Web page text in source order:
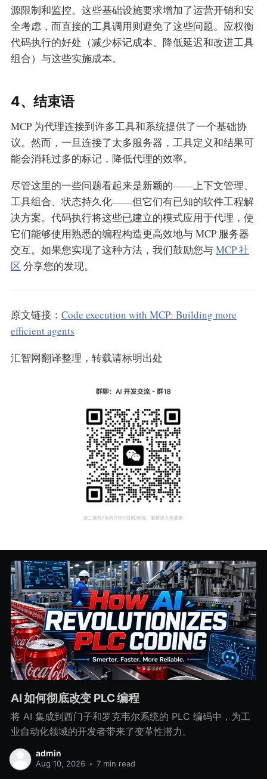
源限制和监控。这些基础设施要求增加了运营开销和安
全考虑，而直接的工具调用则避免了这些问题。应权衡
代码执行的好处（减少标记成本、降低延迟和改进工具
组合）与这些实施成本。
4、结束语
MCP 为代理连接到许多工具和系统提供了一个基础协
议。然而，一旦连接了太多服务器，工具定义和结果可
能会消耗过多的标记，降低代理的效率。
尽管这里的一些问题看起来是新颖的——上下文管理、
工具组合、状态持久化——但它们有已知的软件工程解
决方案。代码执行将这些已建立的模式应用于代理，使
它们能够使用熟悉的编程构造更高效地与 MCP 服务器
交互。如果您实现了这种方法，我们鼓励您与MCP 社
区 分享您的发现。
原文链接： Code execution with MCP: Building more
efficient agents
汇智网翻译整理，转载请标明出处
AI 如何彻底改变 PLC 编程
将 AI 集成到西门子和罗克韦尔系统的 PLC 编码中，为工
业自动化领域的开发者带来了变革性潜力。
admin
Aug 10, 2026 • 7 min read